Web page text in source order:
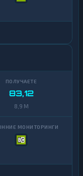
83,12
8,9 M